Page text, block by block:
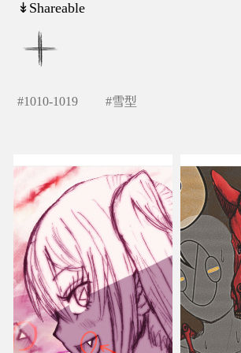
↡Shareable
#1010-1019 #雪型